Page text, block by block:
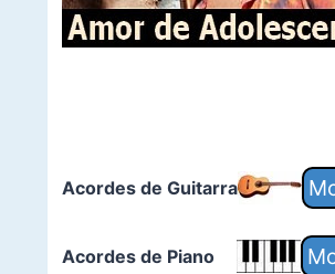
Acordes de Guitarra
Acordes de Piano